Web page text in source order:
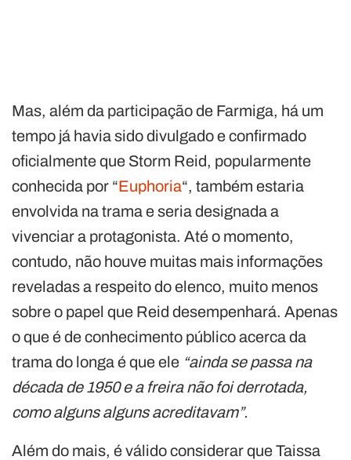
Mas, além da participação de Farmiga, há um
tempo já havia sido divulgado e confirmado
oficialmente que Storm Reid, popularmente
conhecida por “Euphoria“, também estaria
envolvida na trama e seria designada a
vivenciar a protagonista. Até o momento,
contudo, não houve muitas mais informações
reveladas a respeito do elenco, muito menos
sobre o papel que Reid desempenhará. Apenas
o que é de conhecimento público acerca da
trama do longa é que ele “ainda se passa na
década de 1950 e a freira não foi derrotada,
como alguns alguns acreditavam”.
Além do mais, é válido considerar que Taissa